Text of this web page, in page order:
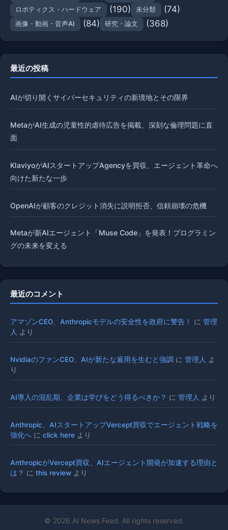
ロボティクス・ハードウェア (190) 未分類 (74)
画像・動画・音声AI (84) 研究・論文 (368)
最近の投稿
AIが切り開くサイバーセキュリティの新境地とその限界
MetaがAI生成の児童性的虐待広告を掲載、深刻な倫理問題に直
面
KlaviyoがAIスタートアップAgencyを買収、エージェント革命へ
向けた新たな一歩
OpenAIが顧客のクレジット消失に説明拒否、信頼崩壊の危機
Metaが新AIエージェント「Muse Code」を発表！プログラミン
グの未来を変える
最近のコメント
アマゾンCEO、Anthropicモデルの安全性を政府に警告！ に 管理
人 より
NvidiaのファンCEO、AIが新たな雇用を生むと強調 に 管理人 よ
り
AI導入の混乱期、企業は学びをどう得るべきか？ に 管理人 より
Anthropic、AIスタートアップVercept買収でエージェント戦略を
強化へ に click here より
AnthropicがVercept買収、AIエージェント開発が加速する理由と
は？ に this review より
© 2026 AI News Feed. All rights reserved.